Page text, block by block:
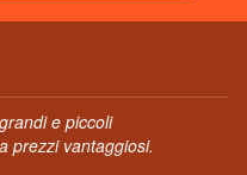
e piccoli
prezzi vantaggiosi.